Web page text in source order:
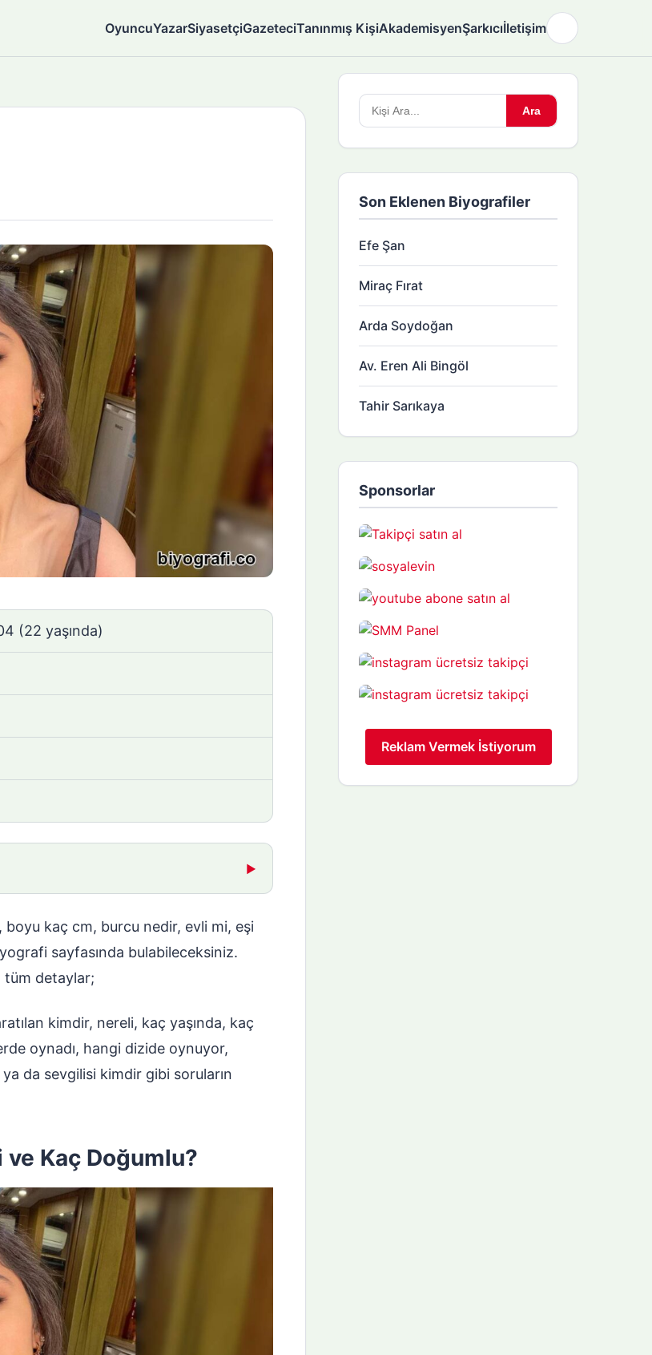
OyuncuYazarSiyasetçiGazeteciTanınmış KişiAkademisyenŞarkıcıİletişim
(22 yaşında)
▶
boyu kaç cm, burcu nedir, evli mi, eşi
sayfasında bulabileceksiniz.
tüm detaylar;
kimdir, nereli, kaç yaşında, kaç
oynadı, hangi dizide oynuyor,
ya da sevgilisi kimdir gibi soruların
Kaç Doğumlu?
Arama
yapın:
Ara
Son Eklenen Biyografiler
Efe Şan
Miraç Fırat
Arda Soydoğan
Av. Eren Ali Bingöl
Tahir Sarıkaya
Sponsorlar
Reklam Vermek İstiyorum